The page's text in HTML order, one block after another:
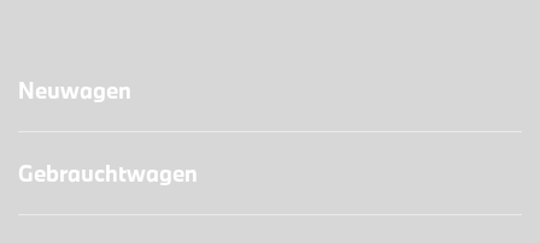
Neuwagen
Gebrauchtwagen